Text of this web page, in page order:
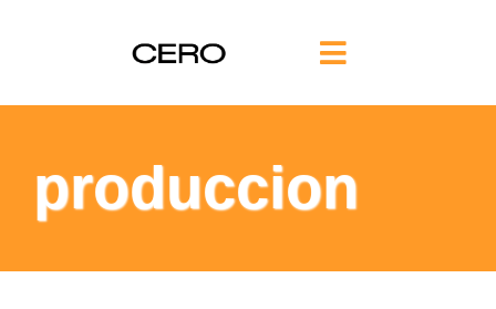
Toggle
Navigation
FILOSOFÍA
TE AYUDAMOS
produccion